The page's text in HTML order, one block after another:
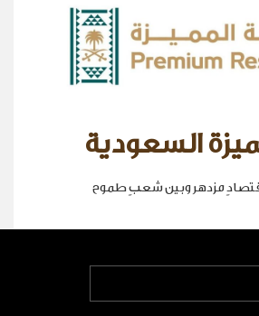
السعودية
مزدهر وبين شعبٍ طموح